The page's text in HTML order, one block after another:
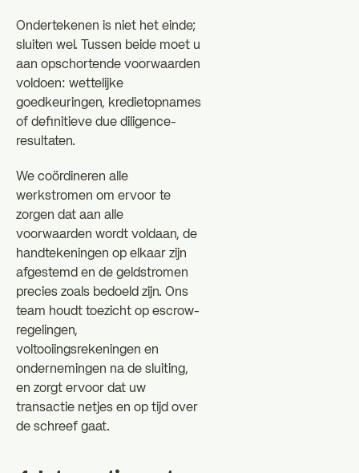
Ondertekenen is niet het einde;
sluiten wel. Tussen beide moet u
aan opschortende voorwaarden
voldoen: wettelijke
goedkeuringen, kredietopnames
of definitieve due diligence-
resultaten.
We coördineren alle
werkstromen om ervoor te
zorgen dat aan alle
voorwaarden wordt voldaan, de
handtekeningen op elkaar zijn
afgestemd en de geldstromen
precies zoals bedoeld zijn. Ons
team houdt toezicht op escrow-
regelingen,
voltooiingsrekeningen en
ondernemingen na de sluiting,
en zorgt ervoor dat uw
transactie netjes en op tijd over
de schreef gaat.